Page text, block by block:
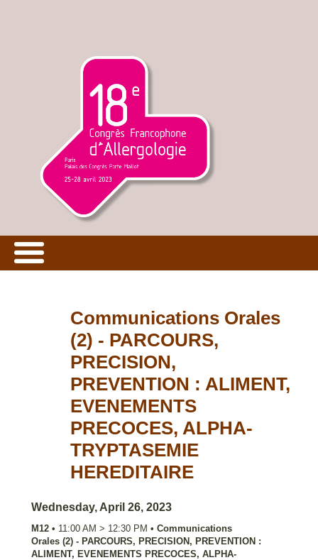
Communications Orales
(2) - PARCOURS,
PRECISION,
PREVENTION : ALIMENT,
EVENEMENTS
PRECOCES, ALPHA-
TRYPTASEMIE
HEREDITAIRE
Wednesday, April 26, 2023
M12 • 11:00 AM > 12:30 PM • Communications
Orales (2) - PARCOURS, PRECISION, PREVENTION :
ALIMENT, EVENEMENTS PRECOCES, ALPHA-